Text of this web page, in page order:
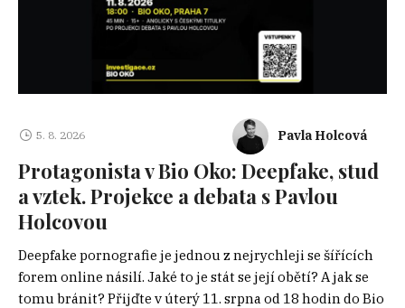
5. 8. 2026 Pavla Holcová
Protagonista v Bio Oko: Deepfake, stud
a vztek. Projekce a debata s Pavlou
Holcovou
Deepfake pornografie je jednou z nejrychleji se šířících
forem online násilí. Jaké to je stát se její obětí? A jak se
tomu bránit? Přijďte v úterý 11. srpna od 18 hodin do Bio